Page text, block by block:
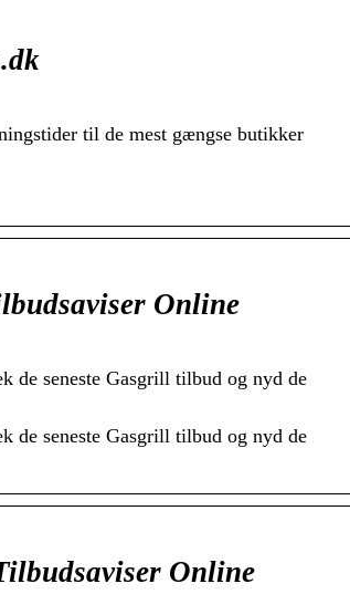
til de mest gængse butikker
Online
de seneste Gasgrill tilbud og nyd de
de seneste Gasgrill tilbud og nyd de
Online